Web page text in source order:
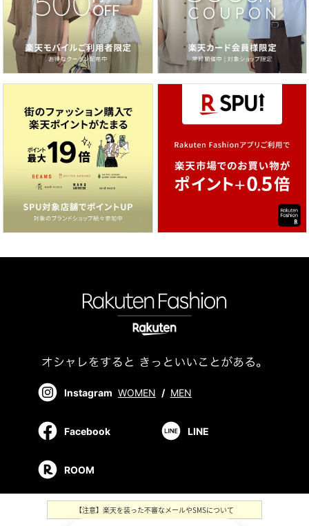
Instagram WOMEN / MEN
Facebook LINE
ROOM
【注意】楽天を装った不審なメールやSMSについて